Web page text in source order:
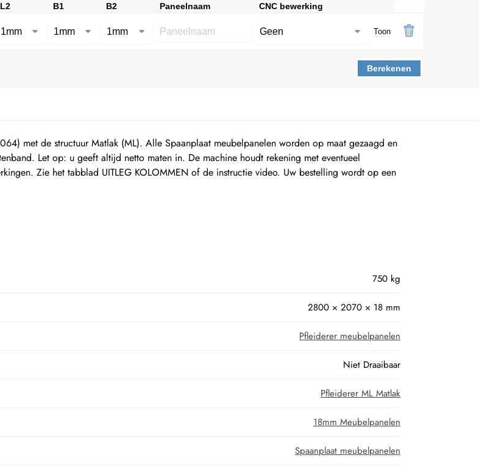
L2 B1 B2 Paneelnaam CNC bewerking
Toon
Berekenen
met de structuur Matlak (ML). Alle Spaanplaat meubelpanelen worden op maat gezaagd en
Let op: u geeft altijd netto maten in. De machine houdt rekening met eventueel
Zie het tabblad UITLEG KOLOMMEN of de instructie video. Uw bestelling wordt op een
750 kg
2800 × 2070 × 18 mm
Pfleiderer meubelpanelen
Niet Draaibaar
Pfleiderer ML Matlak
18mm Meubelpanelen
Spaanplaat meubelpanelen